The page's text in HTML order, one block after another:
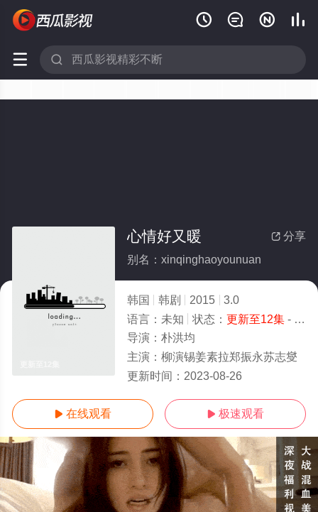
   
 
 分享
心情好又暖
别名：xinqinghaoyounuan
韩国 韩剧 2015
3.0
语言： 未知 状态： 更新至12集- 免费在线观看
导演： 朴洪均
主演： 柳演锡姜素拉郑振永苏志燮
更新时间： 2023-08-26
 在线观看  极速观看